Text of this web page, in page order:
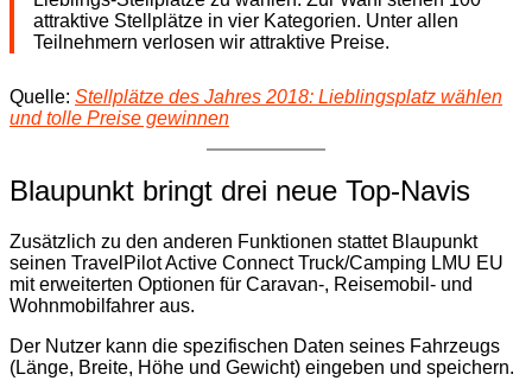
attraktive Stellplätze in vier Kategorien. Unter allen
Teilnehmern verlosen wir attraktive Preise.
Quelle: Stellplätze des Jahres 2018: Lieblingsplatz wählen
und tolle Preise gewinnen
Blaupunkt bringt drei neue Top-Navis
Zusätzlich zu den anderen Funktionen stattet Blaupunkt
seinen TravelPilot Active Connect Truck/Camping LMU EU
mit erweiterten Optionen für Caravan-, Reisemobil- und
Wohnmobilfahrer aus.
Der Nutzer kann die spezifischen Daten seines Fahrzeugs
(Länge, Breite, Höhe und Gewicht) eingeben und speichern.